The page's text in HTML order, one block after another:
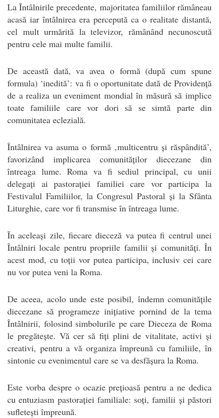
La Întâlnirile precedente, majoritatea familiilor rămâneau
acasă iar întâlnirea era percepută ca o realitate distantă,
cel mult urmărită la televizor, rămânând necunoscută
pentru cele mai multe familii.
De această dată, va avea o formă (după cum spune
formula) ‘inedită’: va fi o oportunitate dată de Providență
de a realiza un eveniment mondial în măsură să implice
toate familiile care vor dori să se simtă parte din
comunitatea eclezială.
Întâlnirea va asuma o formă ‚multicentru și răspândită’,
favorizând implicarea comunităților diecezane din
întreaga lume. Roma va fi sediul principal, cu unii
delegați ai pastorației familiei care vor participa la
Festivalul Familiilor, la Congresul Pastoral și la Sfânta
Liturghie, care vor fi transmise în întreaga lume.
În aceleași zile, fiecare dieceză va putea fi centrul unei
Întâlniri locale pentru propriile familii și comunități. În
acest mod, cu toții vor putea participa, inclusiv cei care
nu vor putea veni la Roma.
De aceea, acolo unde este posibil, îndemn comunitățile
diecezane să programeze inițiative pornind de la tema
Întâlnirii, folosind simbolurile pe care Dieceza de Roma
le pregătește. Vă cer să fiți plini de vitalitate, activi și
creativi, pentru a vă organiza împreună cu familiile, în
sintonie cu evenimentul care se va desfășura la Roma.
Este vorba despre o ocazie prețioasă pentru a ne dedica
cu entuziasm pastorației familiale: soți, familii și păstori
sufletești împreună.